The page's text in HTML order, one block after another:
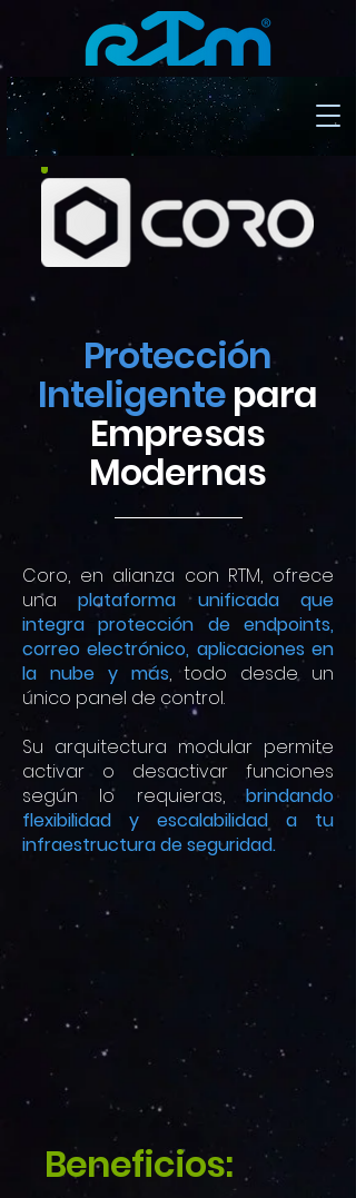
Protección
Inteligentepara
Empresas
Modernas
Coro, en alianza con RTM, ofrece
unaplataforma unificada que
integra protección de endpoints,
correo electrónico, aplicaciones en
la nube y más, todo desde un
único panel de control.
Su arquitectura modular permite
activar o desactivar funciones
según lo requieras,brindando
flexibilidad y escalabilidad a tu
infraestructura de seguridad.
Beneficios: